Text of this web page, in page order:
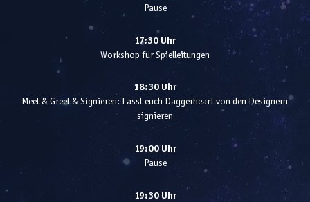
Pause
17:30 Uhr
Workshop für Spielleitungen
18:30 Uhr
Meet & Greet & Signieren: Lasst euch Daggerheart von den Designern
signieren
19:00 Uhr
Pause
19:30 Uhr